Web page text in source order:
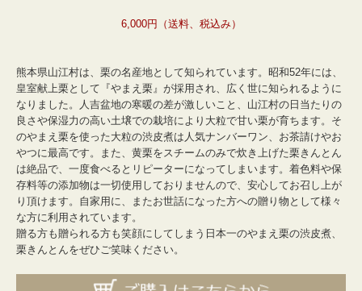
6,000円（送料、税込み）
熊本県山江村は、栗の名産地として知られています。昭和52年には、
皇室献上栗として『やまえ栗』が採用され、広く世に知られるように
なりました。人吉盆地の寒暖の差が激しいこと、山江村の日当たりの
良さや保湿力の高い土壌での栽培により大粒で甘い栗が育ちます。そ
のやまえ栗を使った大粒の渋皮煮は人気ナンバーワン、お茶請けやお
やつに最高です。また、黄栗をスチームのみで炊き上げた栗きんとん
は絶品で、一度食べるとリピーターになってしまいます。着色料や保
存料等の添加物は一切使用しておりませんので、安心してお召し上が
り頂けます。自家用に、またお世話になった方への贈り物として様々
な方に利用されています。
贈る方も贈られる方も笑顔にしてしまう 日本一のやまえ栗の渋皮煮、
栗きんとんをぜひご笑味ください。